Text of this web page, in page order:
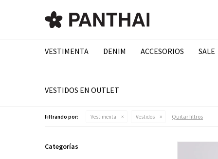
VESTIMENTA DENIM ACCESORIOS SALE
VESTIDOS EN OUTLET
Filtrando por: Vestimenta Vestidos Quitar filtros
Categorías